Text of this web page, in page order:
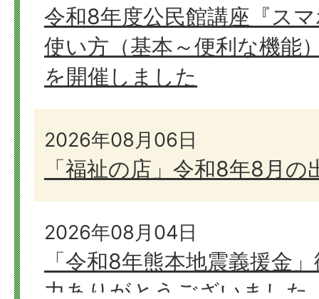
令和8年度公民館講座『ス
使い方（基本～便利な機能
を開催しました
2026年08月06日
「福祉の店」令和8年8月の
2026年08月04日
「令和8年熊本地震義援金
力ありがとうございました